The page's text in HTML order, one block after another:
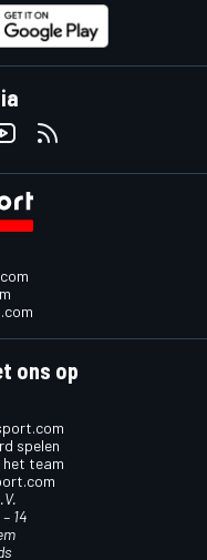
ons op
spelen
team
14